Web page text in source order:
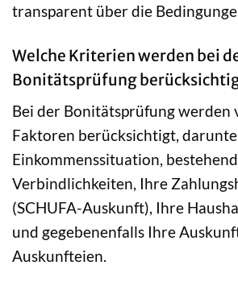
transparent über die
Welche Kriterien werden bei
Bonitätsprüfung
Bei der Bonitätsprüfung werden
Faktoren berücksichtigt,
Einkommenssituation,
Verbindlichkeiten, Ihre
(SCHUFA-Auskunft), Ihre
und gegebenenfalls Ihre
Auskunfteien.